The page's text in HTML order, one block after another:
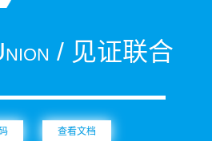
/ 见证联合
查看文档